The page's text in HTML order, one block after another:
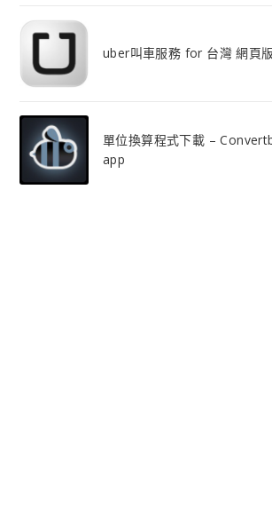
uber叫車服務 for 台灣 網頁
單位換算程式下載 –
app